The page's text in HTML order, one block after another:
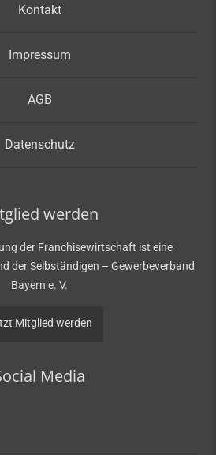
Kontakt
Impressum
AGB
Datenschutz
werden
der Franchisewirtschaft ist eine
der Selbständigen – Gewerbeverband
Bayern e. V.
Mitglied werden
Media